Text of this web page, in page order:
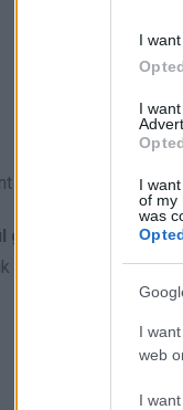
I
I
I
of my
was
I
web
I
az újszülött
gyakran történnek
fel tudják nevelni